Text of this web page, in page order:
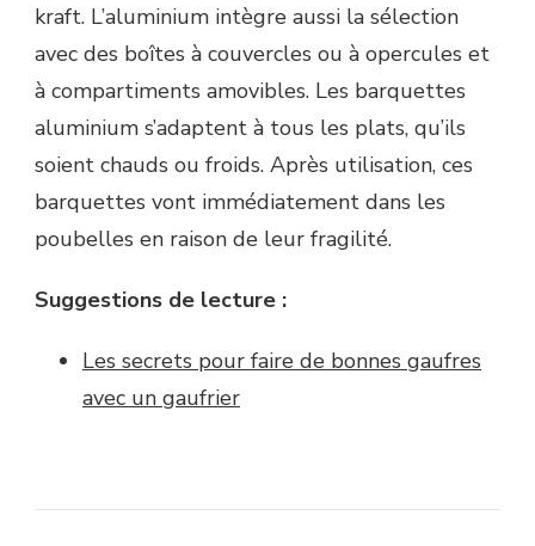
kraft. L’aluminium intègre aussi la sélection
avec des boîtes à couvercles ou à opercules et
à compartiments amovibles. Les barquettes
aluminium s’adaptent à tous les plats, qu’ils
soient chauds ou froids. Après utilisation, ces
barquettes vont immédiatement dans les
poubelles en raison de leur fragilité.
Suggestions de lecture :
Les secrets pour faire de bonnes gaufres
avec un gaufrier